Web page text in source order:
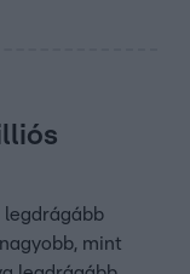
legdrágább
mint